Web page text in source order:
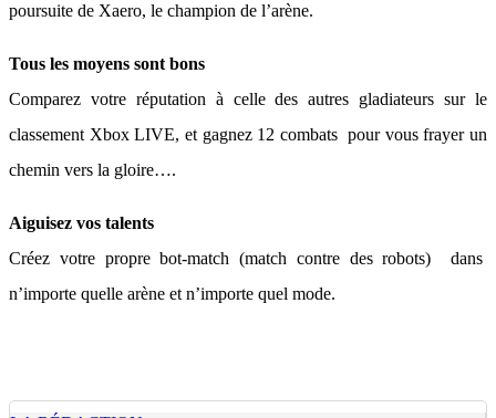
poursuite de Xaero, le champion de l’arène.
Tous les moyens sont bons
Comparez votre réputation à celle des autres gladiateurs sur le
classement Xbox LIVE, et gagnez 12 combats pour vous frayer un
chemin vers la gloire….
Aiguisez vos talents
Créez votre propre bot-match (match contre des robots) dans
n’importe quelle arène et n’importe quel mode.